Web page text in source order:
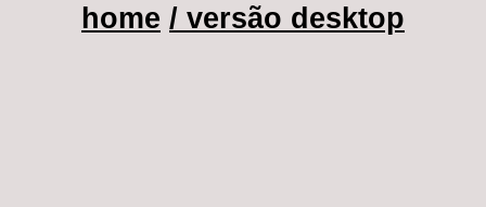
home / versão desktop